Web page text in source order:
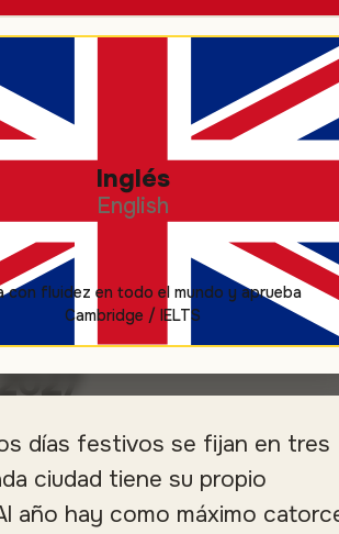
Inglés
English
con fluidez en todo el mundo y aprueba
Cambridge / IELTS
y festivos de
días festivos se fijan en tres
ciudad tiene su propio
año hay como máximo